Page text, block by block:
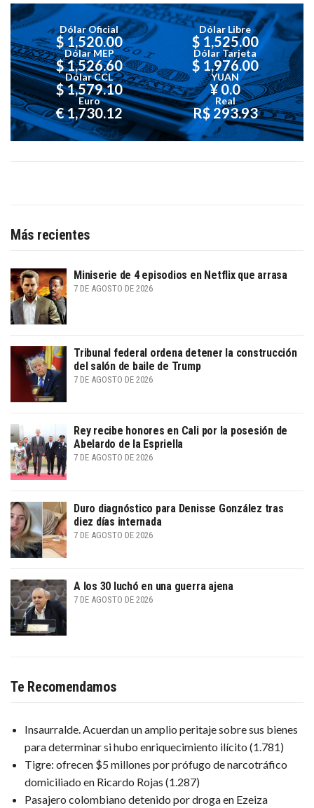
Dólar Oficial
$ 1,520.00
Dólar Libre
$ 1,525.00
Dólar MEP
$ 1,526.60
Dólar Tarjeta
$ 1,976.00
Dólar CCL
$ 1,579.10
YUAN
¥ 0.0
Euro
€ 1,730.12
Real
R$ 293.93
Más recientes
Miniserie de 4 episodios en Netflix que arrasa
7 DE AGOSTO DE 2026
Tribunal federal ordena detener la construcción
del salón de baile de Trump
7 DE AGOSTO DE 2026
Rey recibe honores en Cali por la posesión de
Abelardo de la Espriella
7 DE AGOSTO DE 2026
Duro diagnóstico para Denisse González tras
diez días internada
7 DE AGOSTO DE 2026
A los 30 luchó en una guerra ajena
7 DE AGOSTO DE 2026
Te Recomendamos
Insaurralde. Acuerdan un amplio peritaje sobre sus bienes
para determinar si hubo enriquecimiento ilícito (1.781)
Tigre: ofrecen $5 millones por prófugo de narcotráfico
domiciliado en Ricardo Rojas (1.287)
Pasajero colombiano detenido por droga en Ezeiza